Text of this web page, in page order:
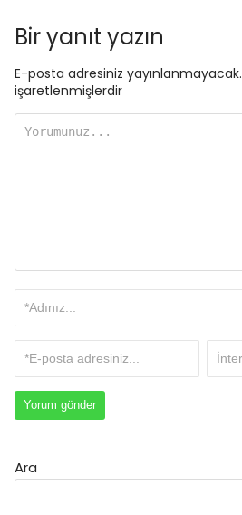
Bir yanıt yazın
E-posta adresiniz yayınlanmayacak.
işaretlenmişlerdir
Ara